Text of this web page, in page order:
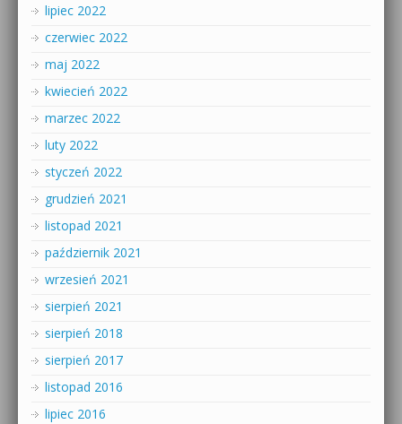
lipiec 2022
czerwiec 2022
maj 2022
kwiecień 2022
marzec 2022
luty 2022
styczeń 2022
grudzień 2021
listopad 2021
październik 2021
wrzesień 2021
sierpień 2021
sierpień 2018
sierpień 2017
listopad 2016
lipiec 2016